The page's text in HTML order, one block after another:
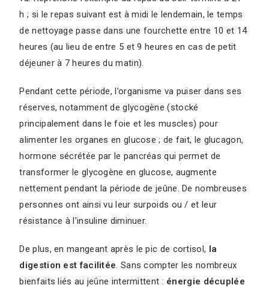
h ; si le repas suivant est à midi le lendemain, le temps
de nettoyage passe dans une fourchette entre 10 et 14
heures (au lieu de entre 5 et 9 heures en cas de petit
déjeuner à 7 heures du matin).
Pendant cette période, l’organisme va puiser dans ses
réserves, notamment de glycogène (stocké
principalement dans le foie et les muscles) pour
alimenter les organes en glucose ; de fait, le glucagon,
hormone sécrétée par le pancréas qui permet de
transformer le glycogène en glucose, augmente
nettement pendant la période de jeûne. De nombreuses
personnes ont ainsi vu leur surpoids ou / et leur
résistance à l’insuline diminuer.
De plus, en mangeant après le pic de cortisol, la
digestion est facilitée. Sans compter les nombreux
bienfaits liés au jeûne intermittent : énergie décuplée